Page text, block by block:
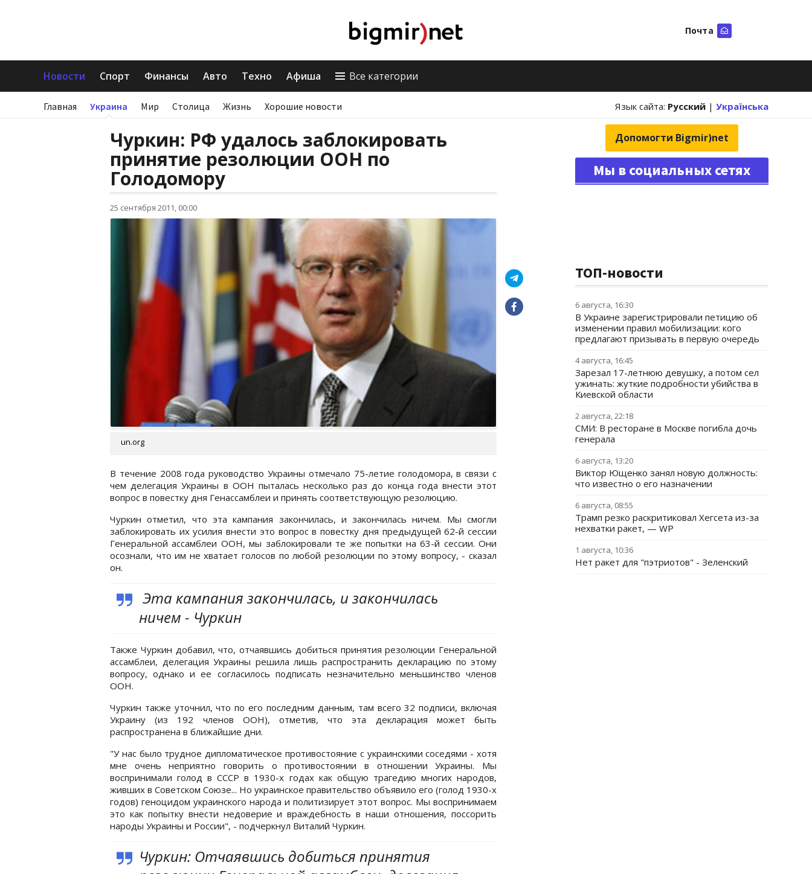
Почта
Новости Спорт Финансы Авто Техно Афиша Все категории
Главная Украина Мир Столица Жизнь Хорошие новости Язык сайта: Русский | Українська
Чуркин: РФ удалось заблокировать
принятие резолюции ООН по
Голодомору
25 сентября 2011, 00:00
un.org
В течение 2008 года руководство Украины отмечало 75-летие голодомора, в связи с
чем делегация Украины в ООН пыталась несколько раз до конца года внести этот
вопрос в повестку дня Генассамблеи и принять соответствующую резолюцию.
Чуркин отметил, что эта кампания закончилась, и закончилась ничем. Мы смогли
заблокировать их усилия внести это вопрос в повестку дня предыдущей 62-й сессии
Генеральной ассамблеи ООН, мы заблокировали те же попытки на 63-й сессии. Они
осознали, что им не хватает голосов по любой резолюции по этому вопросу, - сказал
он.
Эта кампания закончилась, и закончилась
ничем - Чуркин
Также Чуркин добавил, что, отчаявшись добиться принятия резолюции Генеральной
ассамблеи, делегация Украины решила лишь распространить декларацию по этому
вопросу, однако и ее согласилось подписать незначительно меньшинство членов
ООН.
Чуркин также уточнил, что по его последним данным, там всего 32 подписи, включая
Украину (из 192 членов ООН), отметив, что эта декларация может быть
распространена в ближайшие дни.
"У нас было трудное дипломатическое противостояние с украинскими соседями - хотя
мне очень неприятно говорить о противостоянии в отношении Украины. Мы
воспринимали голод в СССР в 1930-х годах как общую трагедию многих народов,
живших в Советском Союзе... Но украинское правительство объявило его (голод 1930-х
годов) геноцидом украинского народа и политизирует этот вопрос. Мы воспринимаем
это как попытку внести недоверие и враждебность в наши отношения, поссорить
народы Украины и России", - подчеркнул Виталий Чуркин.
Чуркин: Отчаявшись добиться принятия
Допомогти Bigmir)net
Мы в социальных сетях
ТОП-новости
6 августа, 16:30
В Украине зарегистрировали петицию об
изменении правил мобилизации: кого
предлагают призывать в первую очередь
4 августа, 16:45
Зарезал 17-летнюю девушку, а потом сел
ужинать: жуткие подробности убийства в
Киевской области
2 августа, 22:18
СМИ: В ресторане в Москве погибла дочь
генерала
6 августа, 13:20
Виктор Ющенко занял новую должность:
что известно о его назначении
6 августа, 08:55
Трамп резко раскритиковал Хегсета из-за
нехватки ракет, — WP
1 августа, 10:36
Нет ракет для "пэтриотов" - Зеленский